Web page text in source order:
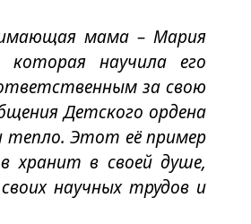
мама – Мария
научила его
за свою
Детского ордена
тепло. Этот её пример
хранит в своей душе,
научных трудов и